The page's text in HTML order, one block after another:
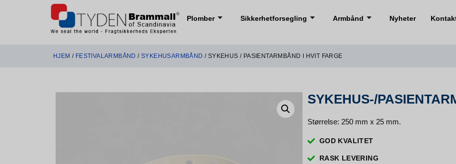
Plomber Sikkerhetforsegling Armbånd Nyheter
HJEM / FESTIVALARMBÅND /SYKEHUSARMBÅND / SYKEHUS / PASIENTARMBÅND I HVIT FARGE
SYKEHUS-/
Størrelse: 250 mm x 25 mm.
GOD KVALITET
RASK LEVERING